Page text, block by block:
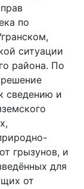
по
ситуации
района. По
сведению и
грызунов, и
для
от